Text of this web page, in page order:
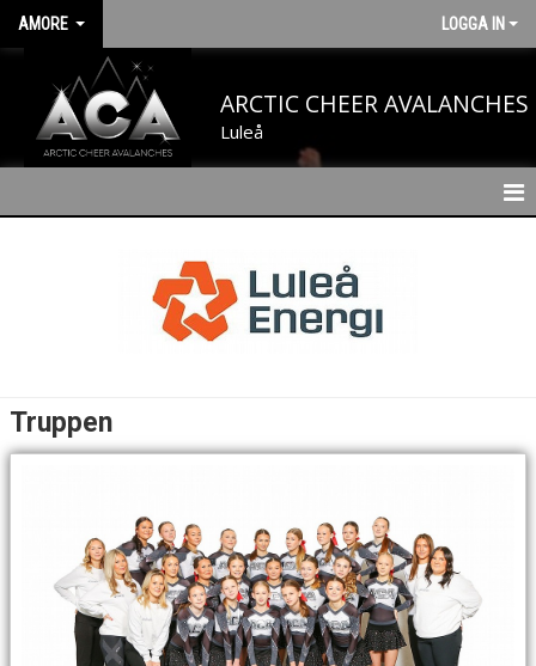
AMORE LOGGA IN
ARCTIC CHEER AVALANCHES
Luleå
BILDGALLERI
Truppen